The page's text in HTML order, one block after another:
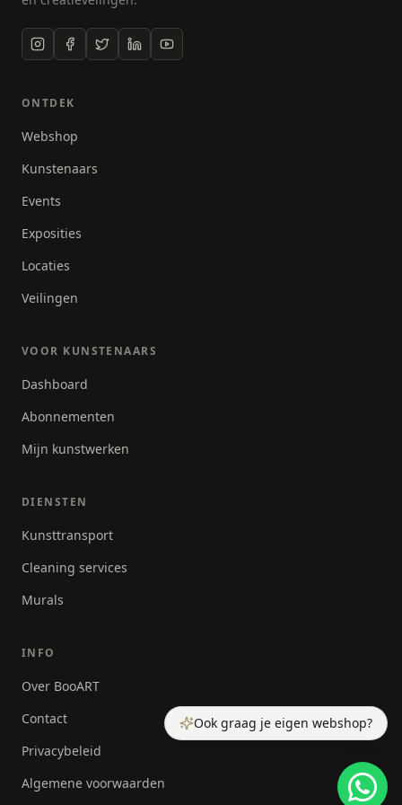
Ook graag je eigen webshop?
ONTDEK
Webshop
Kunstenaars
Events
Exposities
Locaties
Veilingen
VOOR KUNSTENAARS
Dashboard
Abonnementen
Mijn kunstwerken
DIENSTEN
Kunsttransport
Cleaning services
Murals
INFO
Over BooART
Contact
Privacybeleid
Algemene voorwaarden